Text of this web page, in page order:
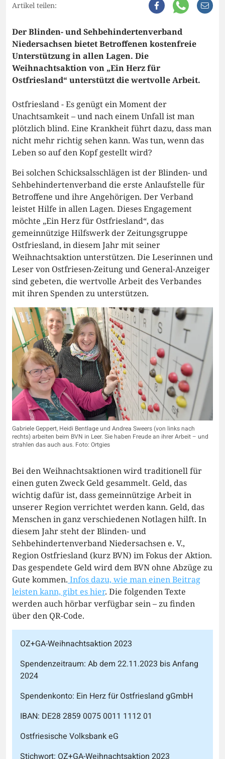
Artikel teilen:
Der Blinden- und Sehbehindertenverband
Niedersachsen bietet Betroffenen kostenfreie
Unterstützung in allen Lagen. Die
Weihnachtsaktion von „Ein Herz für
Ostfriesland“ unterstützt die wertvolle Arbeit.
Ostfriesland - Es genügt ein Moment der
Unachtsamkeit – und nach einem Unfall ist man
plötzlich blind. Eine Krankheit führt dazu, dass man
nicht mehr richtig sehen kann. Was tun, wenn das
Leben so auf den Kopf gestellt wird?
Bei solchen Schicksalsschlägen ist der Blinden- und
Sehbehindertenverband die erste Anlaufstelle für
Betroffene und ihre Angehörigen. Der Verband
leistet Hilfe in allen Lagen. Dieses Engagement
möchte „Ein Herz für Ostfriesland“, das
gemeinnützige Hilfswerk der Zeitungsgruppe
Ostfriesland, in diesem Jahr mit seiner
Weihnachtsaktion unterstützen. Die Leserinnen und
Leser von Ostfriesen-Zeitung und General-Anzeiger
sind gebeten, die wertvolle Arbeit des Verbandes
mit ihren Spenden zu unterstützen.
Gabriele Geppert, Heidi Bentlage und Andrea Sweers (von links nach
rechts) arbeiten beim BVN in Leer. Sie haben Freude an ihrer Arbeit – und
strahlen das auch aus. Foto: Ortgies
Bei den Weihnachtsaktionen wird traditionell für
einen guten Zweck Geld gesammelt. Geld, das
wichtig dafür ist, dass gemeinnützige Arbeit in
unserer Region verrichtet werden kann. Geld, das
Menschen in ganz verschiedenen Notlagen hilft. In
diesem Jahr steht der Blinden- und
Sehbehindertenverband Niedersachsen e. V.,
Region Ostfriesland (kurz BVN) im Fokus der Aktion.
Das gespendete Geld wird dem BVN ohne Abzüge zu
Gute kommen. Infos dazu, wie man einen Beitrag
leisten kann, gibt es hier. Die folgenden Texte
werden auch hörbar verfügbar sein – zu finden
über den QR-Code.
OZ+GA-Weihnachtsaktion 2023
Spendenzeitraum: Ab dem 22.11.2023 bis Anfang
2024
Spendenkonto: Ein Herz für Ostfriesland gGmbH
IBAN: DE28 2859 0075 0011 1112 01
Ostfriesische Volksbank eG
Stichwort: OZ+GA-Weihnachtsaktion 2023